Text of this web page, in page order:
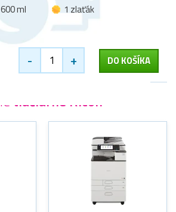
600 ml
1 zlaťák
- + DO KOŠÍKA
tlačiarne Ricoh